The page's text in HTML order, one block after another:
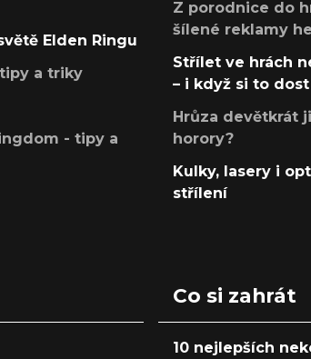
Elden Ringu
a triky
- tipy a
Z porodnice do
šílené reklamy
Střílet ve hrách
– i když si to
Hrůza devětkrát
horory?
Kulky, lasery i
střílení
Co si zahrát
10 nejlepších